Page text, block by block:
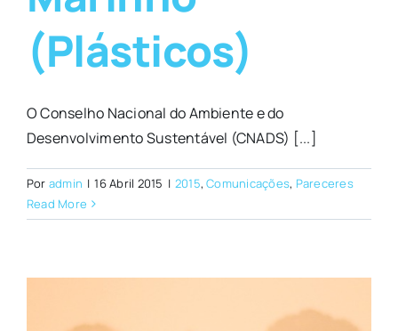
(Plásticos)
O Conselho Nacional do Ambiente e do
Desenvolvimento Sustentável (CNADS) [...]
Por admin | 16 Abril 2015 | 2015,Comunicações, Pareceres
Read More